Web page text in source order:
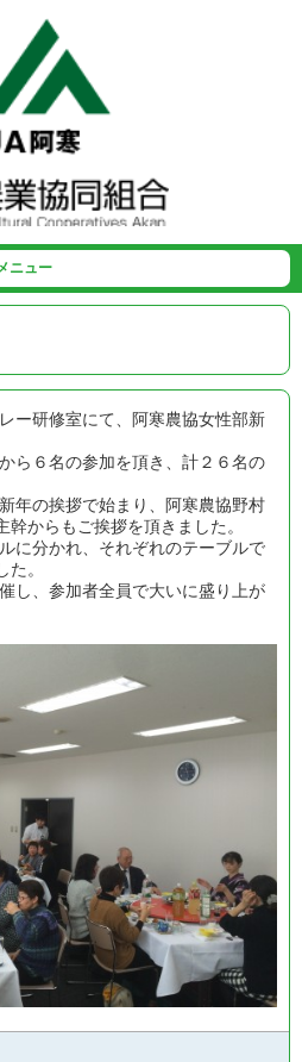
ニュー
ー研修室にて、阿寒農協女性部新
ら６名の参加を頂き、計２６名の
年の挨拶で始まり、阿寒農協野村
からもご挨拶を頂きました。
に分かれ、それぞれのテーブルで
。
し、参加者全員で大いに盛り上が